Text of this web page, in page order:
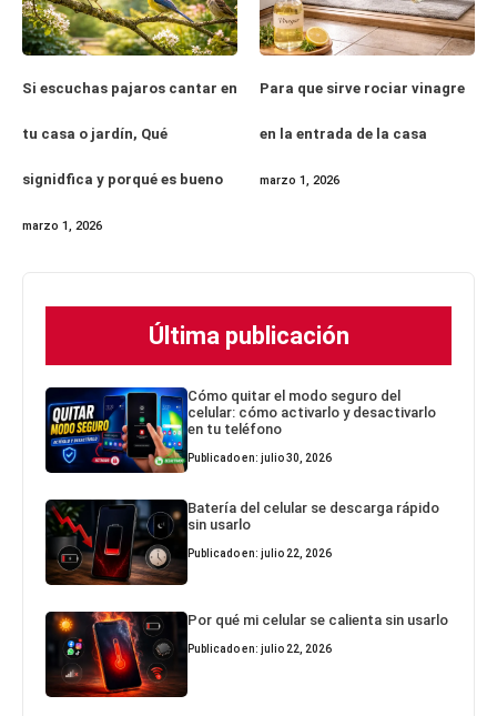
Si escuchas pajaros cantar en
tu casa o jardín, Qué
signidfica y porqué es bueno
marzo 1, 2026
Para que sirve rociar vinagre
en la entrada de la casa
marzo 1, 2026
Última publicación
Cómo quitar el modo seguro del
celular: cómo activarlo y desactivarlo
en tu teléfono
Publicado en: julio 30, 2026
Batería del celular se descarga rápido
sin usarlo
Publicado en: julio 22, 2026
Por qué mi celular se calienta sin usarlo
Publicado en: julio 22, 2026